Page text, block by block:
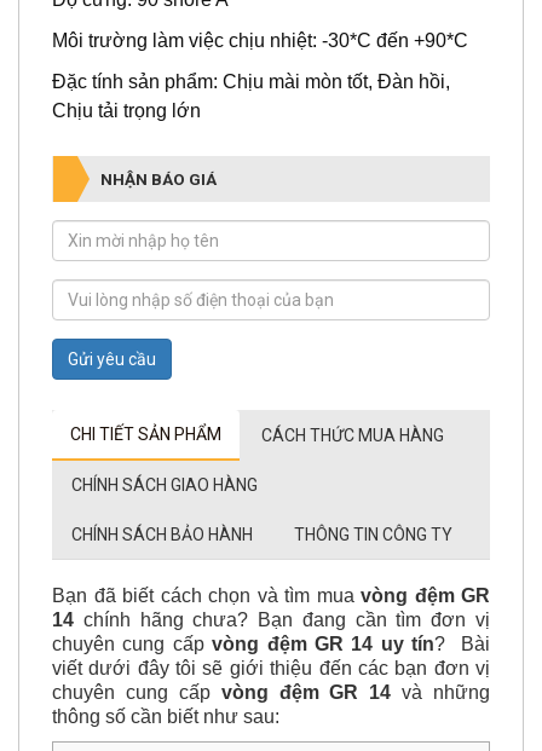
Môi trường làm việc chịu nhiệt: -30*C đến +90*C
Đặc tính sản phẩm: Chịu mài mòn tốt, Đàn hồi,
Chịu tải trọng lớn
NHẬN BÁO GIÁ
Gửi yêu cầu
CHI TIẾT SẢN PHẨM CÁCH THỨC MUA HÀNG
CHÍNH SÁCH GIAO HÀNG
CHÍNH SÁCH BẢO HÀNH THÔNG TIN CÔNG TY
Bạn đã biết cách chọn và tìm mua vòng đệm GR
14 chính hãng chưa? Bạn đang cần tìm đơn vị
chuyên cung cấpvòng đệm GR 14 uy tín? Bài
viết dưới đây tôi sẽ giới thiệu đến các bạn đơn vị
chuyên cung cấp vòng đệm GR 14 và những
thông số cần biết như sau: